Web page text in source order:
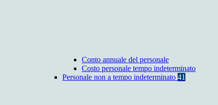
Conto annuale del personale
Costo personale tempo indeterminato
Personale non a tempo indeterminato 41